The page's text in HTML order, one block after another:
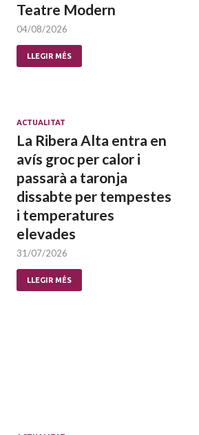
Teatre Modern
04/08/2026
LLEGIR MÉS
ACTUALITAT
La Ribera Alta entra en
avís groc per calor i
passarà a taronja
dissabte per tempestes
i temperatures
elevades
31/07/2026
LLEGIR MÉS